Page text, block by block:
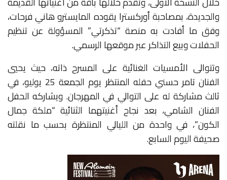
والجديدة، بمصاحبة أوركسترا يقوده المايسترو هاني فرحات،
وفق ما أفادت به منصة “تذكرتي” المسؤولة عن تنظيم
الحفلات وبيع التذاكر عبر موقعها الرسمي.
وتتوالى الأمسيات الغنائية على المسرح ذاته، حيث يحيي
الفنان تامر حسني حفله المنتظر يوم الجمعة 25 يوليو، في
ثالث مشاركة له على التوالي في المهرجان. ويشاركه الحفل
الفنان الشامي، بعد نجاح أغنيتهما الثنائية “ملكة جمال
الكون”، في واحدة من الليالي المنتظرة بحسب ما نقلته
صحيفة اليوم السابع.